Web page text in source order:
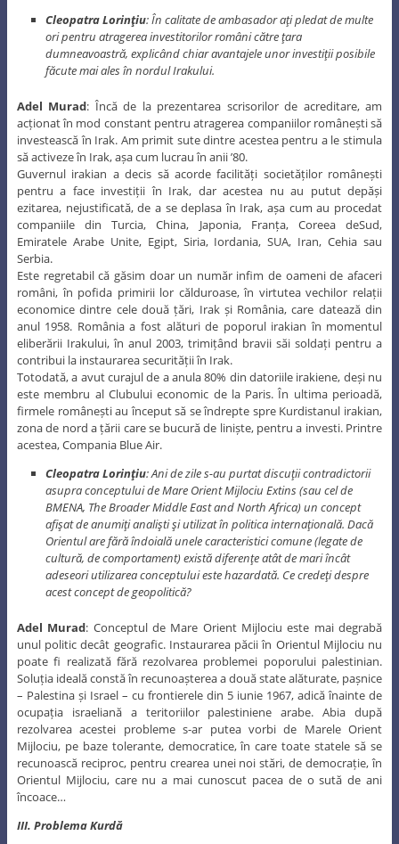
Cleopatra Lorinţiu: În calitate de ambasador aţi pledat de multe
ori pentru atragerea investitorilor români către ţara
dumneavoastră, explicând chiar avantajele unor investiţii posibile
făcute mai ales în nordul Irakului.
Adel Murad: Încă de la prezentarea scrisorilor de acreditare, am
acționat în mod constant pentru atragerea companiilor românești să
investească în Irak. Am primit sute dintre acestea pentru a le stimula
să activeze în Irak, așa cum lucrau în anii ’80.
Guvernul irakian a decis să acorde facilități societăților românești
pentru a face investiții în Irak, dar acestea nu au putut depăși
ezitarea, nejustificată, de a se deplasa în Irak, așa cum au procedat
companiile din Turcia, China, Japonia, Franța, Coreea deSud,
Emiratele Arabe Unite, Egipt, Siria, Iordania, SUA, Iran, Cehia sau
Serbia.
Este regretabil că găsim doar un număr infim de oameni de afaceri
români, în pofida primirii lor călduroase, în virtutea vechilor relații
economice dintre cele două țări, Irak și România, care datează din
anul 1958. România a fost alături de poporul irakian în momentul
eliberării Irakului, în anul 2003, trimițând bravii săi soldați pentru a
contribui la instaurarea securității în Irak.
Totodată, a avut curajul de a anula 80% din datoriile irakiene, deși nu
este membru al Clubului economic de la Paris. În ultima perioadă,
firmele românești au început să se îndrepte spre Kurdistanul irakian,
zona de nord a țării care se bucură de liniște, pentru a investi. Printre
acestea, Compania Blue Air.
Cleopatra Lorinţiu: Ani de zile s-au purtat discuţii contradictorii
asupra conceptului de Mare Orient Mijlociu Extins (sau cel de
BMENA, The Broader Middle East and North Africa) un concept
afişat de anumiţi analişti şi utilizat în politica internaţională. Dacă
Orientul are fără îndoială unele caracteristici comune (legate de
cultură, de comportament) există diferenţe atât de mari încât
adeseori utilizarea conceptului este hazardată. Ce credeţi despre
acest concept de geopolitică?
Adel Murad: Conceptul de Mare Orient Mijlociu este mai degrabă
unul politic decât geografic. Instaurarea păcii în Orientul Mijlociu nu
poate fi realizată fără rezolvarea problemei poporului palestinian.
Soluția ideală constă în recunoașterea a două state alăturate, pașnice
– Palestina și Israel – cu frontierele din 5 iunie 1967, adică înainte de
ocupația israeliană a teritoriilor palestiniene arabe. Abia după
rezolvarea acestei probleme s-ar putea vorbi de Marele Orient
Mijlociu, pe baze tolerante, democratice, în care toate statele să se
recunoască reciproc, pentru crearea unei noi stări, de democrație, în
Orientul Mijlociu, care nu a mai cunoscut pacea de o sută de ani
încoace…
III. Problema Kurdă